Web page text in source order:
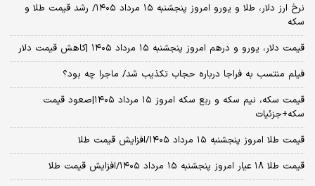
نرخ ارز دلار، طلا و یورو امروز پنجشنبه ۱۵ مرداد ۱۴۰۵/ رشد قیمت طلا و
سکه
قیمت دلار، یورو و درهم امروز پنجشنبه ۱۵ مرداد ۱۴۰۵ |کاهش قیمت دلار
فیلم منتسب به فراجا درباره حجاب تکذیب شد/ ماجرا چه بود؟
قیمت سکه، نیم سکه و ربع سکه امروز ۱۵ مرداد ۱۴۰۵|صعود قیمت
سکه+جزئیات
قیمت طلا امروز پنجشنبه ۱۵ مرداد ۱۴۰۵/افزایش قیمت طلا
قیمت طلا ۱۸ عیار امروز پنجشنبه ۱۵ مرداد ۱۴۰۵/افزایش قیمت طلا